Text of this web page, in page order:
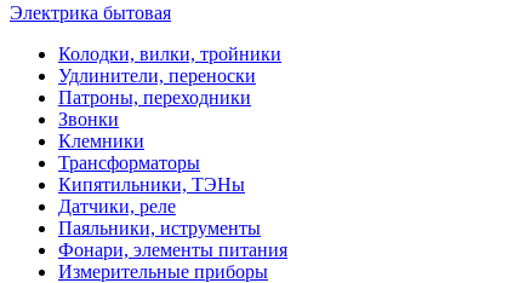
Электрика бытовая
Колодки, вилки, тройники
Удлинители, переноски
Патроны, переходники
Звонки
Клемники
Трансформаторы
Кипятильники, ТЭНы
Датчики, реле
Паяльники, иструменты
Фонари, элементы питания
Измерительные приборы